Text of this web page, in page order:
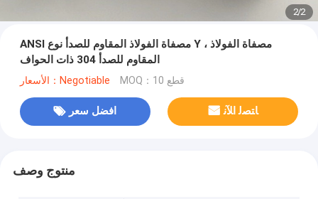
2/2
ANSI مصفاة الفولاذ المقاوم للصدأ نوع Y ، مصفاة الفولاذ
المقاوم للصدأ 304 ذات الحواف
الأسعار：Negotiable MOQ：10 قطع
افضل سعر ﺎﺘﺼﻟ ﺍﻶﻧ
منتوج وصف